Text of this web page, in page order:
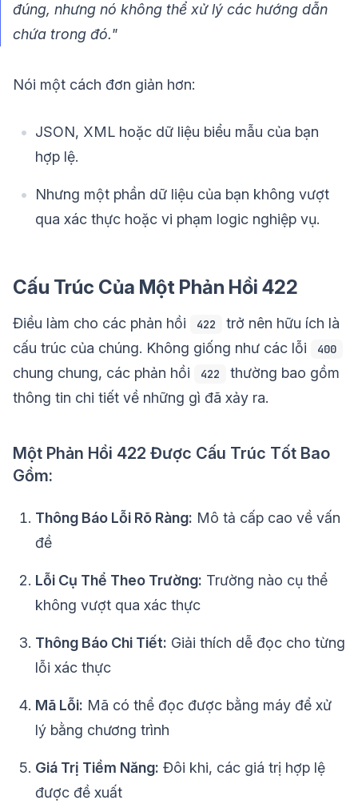
đúng, nhưng nó không thể xử lý các hướng dẫn
chứa trong đó."
Nói một cách đơn giản hơn:
JSON, XML hoặc dữ liệu biểu mẫu của bạn
hợp lệ.
Nhưng một phần dữ liệu của bạn không vượt
qua xác thực hoặc vi phạm logic nghiệp vụ.
Cấu Trúc Của Một Phản Hồi 422
Điều làm cho các phản hồi 422
trở nên hữu ích là
cấu trúc của chúng. Không giống như các lỗi
400
chung chung, các phản hồi 422
thường bao gồm
thông tin chi tiết về những gì đã xảy ra.
Một Phản Hồi 422 Được Cấu Trúc Tốt Bao
Gồm:
Thông Báo Lỗi Rõ Ràng: Mô tả cấp cao về vấn
đề
Lỗi Cụ Thể Theo Trường: Trường nào cụ thể
không vượt qua xác thực
Thông Báo Chi Tiết: Giải thích dễ đọc cho từng
lỗi xác thực
Mã Lỗi: Mã có thể đọc được bằng máy để xử
lý bằng chương trình
Giá Trị Tiềm Năng: Đôi khi, các giá trị hợp lệ
được đề xuất